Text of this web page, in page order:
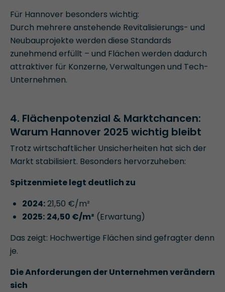
Für Hannover besonders wichtig:
Durch mehrere anstehende Revitalisierungs- und
Neubauprojekte werden diese Standards
zunehmend erfüllt – und Flächen werden dadurch
attraktiver für Konzerne, Verwaltungen und Tech-
Unternehmen.
4. Flächenpotenzial & Marktchancen:
Warum Hannover 2025 wichtig bleibt
Trotz wirtschaftlicher Unsicherheiten hat sich der
Markt stabilisiert. Besonders hervorzuheben:
Spitzenmiete legt deutlich zu
2024:21,50 €/m²
2025: 24,50 €/m² (Erwartung)
Das zeigt: Hochwertige Flächen sind gefragter denn
je.
Die Anforderungen der Unternehmen verändern
sich